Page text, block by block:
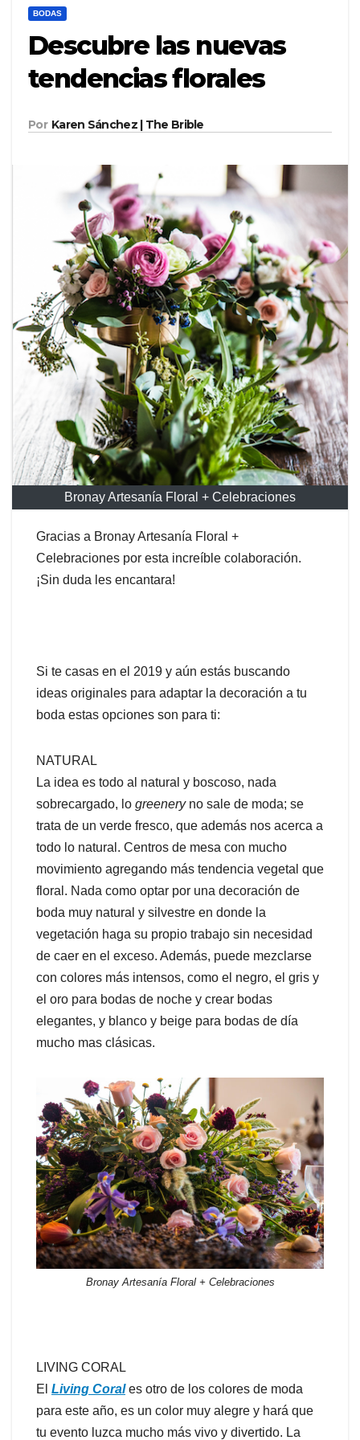
BODAS
Descubre las nuevas
tendencias florales
Por Karen Sánchez | The Brible
Bronay Artesanía Floral + Celebraciones
Gracias a Bronay Artesanía Floral +
Celebraciones por esta increíble colaboración.
¡Sin duda les encantara!
Si te casas en el 2019 y aún estás buscando
ideas originales para adaptar la decoración a tu
boda estas opciones son para ti:
NATURAL
La idea es todo al natural y boscoso, nada
sobrecargado, lo greeneryno sale de moda; se
trata de un verde fresco, que además nos acerca a
todo lo natural. Centros de mesa con mucho
movimiento agregando más tendencia vegetal que
floral. Nada como optar por una decoración de
boda muy natural y silvestre en donde la
vegetación haga su propio trabajo sin necesidad
de caer en el exceso. Además, puede mezclarse
con colores más intensos, como el negro, el gris y
el oro para bodas de noche y crear bodas
elegantes, y blanco y beige para bodas de día
mucho mas clásicas.
Bronay Artesanía Floral + Celebraciones
LIVING CORAL
El Living Corales otro de los colores de moda
para este año, es un color muy alegre y hará que
tu evento luzca mucho más vivo y divertido. La